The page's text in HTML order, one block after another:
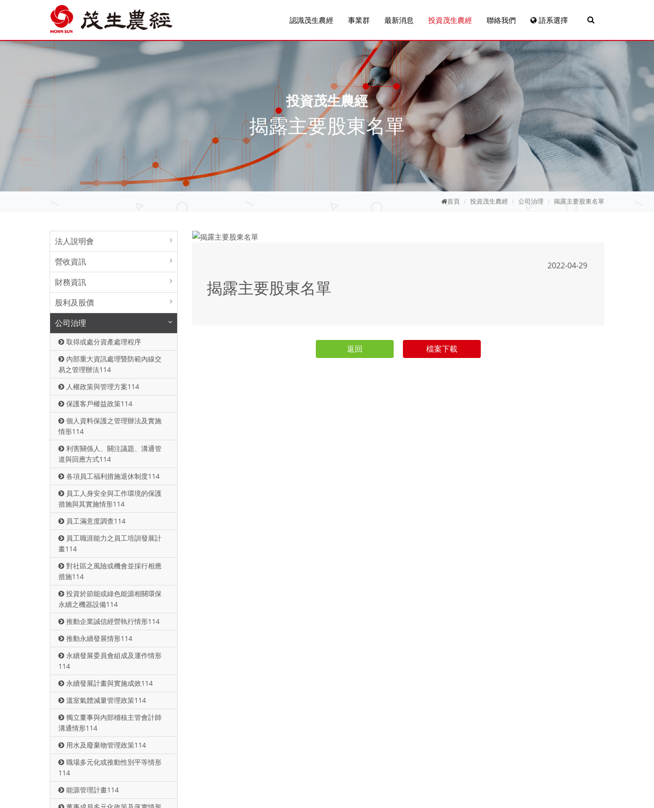
認識茂生農經 事業群 最新消息 投資茂生農經 聯絡我們 語系選擇
投資茂生農經
揭露主要股東名單
首頁 投資茂生農經 公司治理 揭露主要股東名單
法人說明會
營收資訊
財務資訊
股利及股價
公司治理
取得或處分資產處理程序
內部重大資訊處理暨防範內線交
易之管理辦法114
人權政策與管理方案114
保護客戶權益政策114
個人資料保護之管理辦法及實施
情形114
利害關係人、關注議題、溝通管
道與回應方式114
各項員工福利措施退休制度114
員工人身安全與工作環境的保護
措施與其實施情形114
員工滿意度調查114
員工職涯能力之員工培訓發展計
畫114
對社區之風險或機會並採行相應
措施114
投資於節能或綠色能源相關環保
永續之機器設備114
推動企業誠信經營執行情形114
推動永續發展情形114
永續發展委員會組成及運作情形
114
永續發展計畫與實施成效114
溫室氣體減量管理政策114
獨立董事與內部稽核主管會計師
溝通情形114
用水及廢棄物管理政策114
職場多元化或推動性別平等情形
114
能源管理計畫114
2022-04-29
揭露主要股東名單
返回 檔案下載